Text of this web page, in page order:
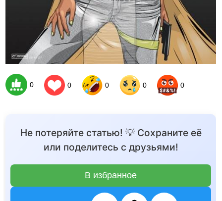
0 0 0 0 0
Не потеряйте статью! 💡 Сохраните её
или поделитесь с друзьями!
В избранное